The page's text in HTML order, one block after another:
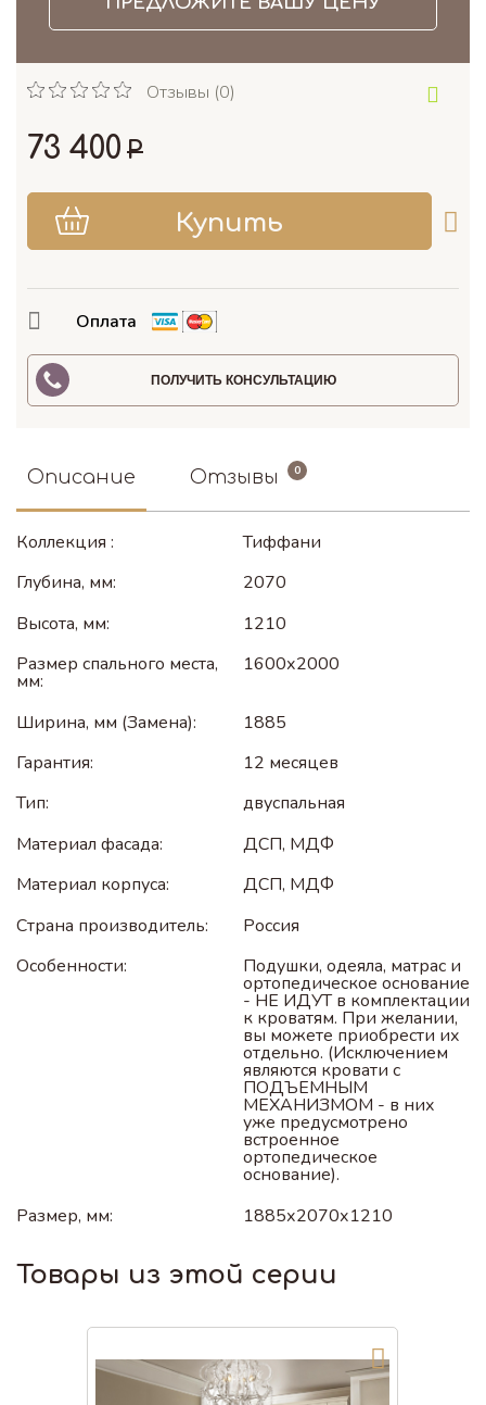
Отзывы (0)
73 400 Р
Оплата
ПОЛУЧИТЬ КОНСУЛЬТАЦИЮ
Описание Отзывы 0
Коллекция :
Тиффани
Глубина, мм:
2070
Высота, мм:
1210
Размер спального места,
мм:
1600х2000
Ширина, мм (Замена):
1885
Гарантия:
12 месяцев
Тип:
двуспальная
Материал фасада:
ДСП, МДФ
Материал корпуса:
ДСП, МДФ
Страна производитель:
Россия
Особенности:
Подушки, одеяла, матрас и
ортопедическое основание
- НЕ ИДУТ в комплектации
к кроватям. При желании,
вы можете приобрести их
отдельно. (Исключением
являются кровати с
ПОДЪЕМНЫМ
МЕХАНИЗМОМ - в них
уже предусмотрено
встроенное
ортопедическое
основание).
Размер, мм:
1885х2070х1210
Товары из этой серии